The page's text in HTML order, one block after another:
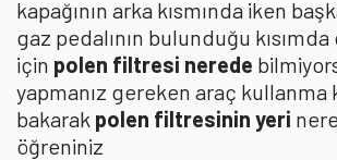
kapağının arka kısmında iken
gaz pedalının bulunduğu
için polen filtresi nerede
yapmanız gereken araç kullanma
bakarak polen filtresinin yeri
öğreniniz